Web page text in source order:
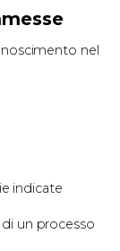
nel
indicate
di un processo